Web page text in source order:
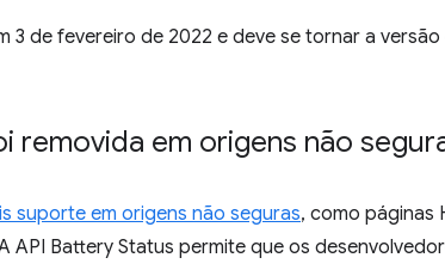
3 de fevereiro de 2022 e deve se tornar a
removida em origens não
suporte em origens não seguras, como páginas
API Battery Status permite que os